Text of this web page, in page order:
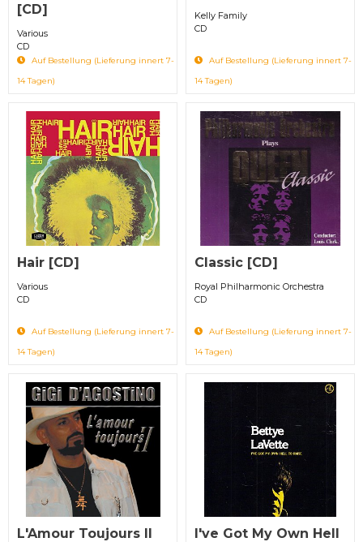
[CD]
Various
CD
Auf Bestellung (Lieferung innert 7-
14 Tagen)
Kelly Family
CD
Auf Bestellung (Lieferung innert 7-
14 Tagen)
Hair [CD]
Various
CD
Auf Bestellung (Lieferung innert 7-
14 Tagen)
Classic [CD]
Royal Philharmonic Orchestra
CD
Auf Bestellung (Lieferung innert 7-
14 Tagen)
L'Amour Toujours II
I've Got My Own Hell